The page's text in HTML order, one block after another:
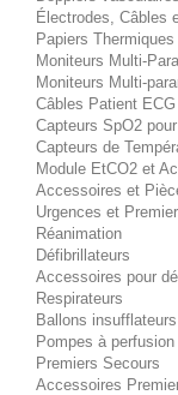
Électrodes, Câbles
Papiers
Moniteurs Multi-
Moniteurs Multi-
Câbles Patient
Capteurs SpO2
Capteurs de
Module EtCO2 et
Accessoires et
Urgences et
Réanimation
Défibrillateurs
Accessoires pour
Respirateurs
Ballons
Pompes à
Premiers Secours
Accessoires